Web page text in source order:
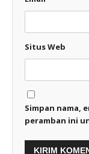
Situs Web
Simpan nama,
peramban ini